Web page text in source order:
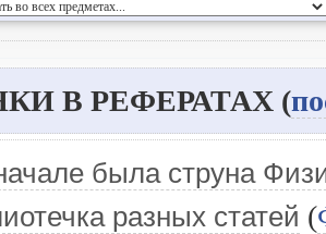
В РЕФЕРАТАХ (
была струна
разных статей (